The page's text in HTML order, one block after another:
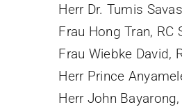
Herr Dr. Tumis
Frau Hong Tran, RC
Frau Wiebke David,
Herr Prince
Herr John